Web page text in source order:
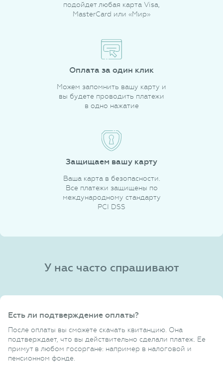
подойдет любая карта Visa,
MasterCard или «Мир»
Оплата за один клик
Можем запомнить вашу карту и
вы будете проводить платежи
в одно нажатие
Защищаем вашу карту
Ваша карта в безопасности.
Все платежи защищены по
международному стандарту
PCI DSS
У нас часто спрашивают
Есть ли подтверждение оплаты?
После оплаты вы сможете скачать квитанцию. Она
подтверждает, что вы действительно сделали платеж. Ее
примут в любом госоргане: например в налоговой и
пенсионном фонде.